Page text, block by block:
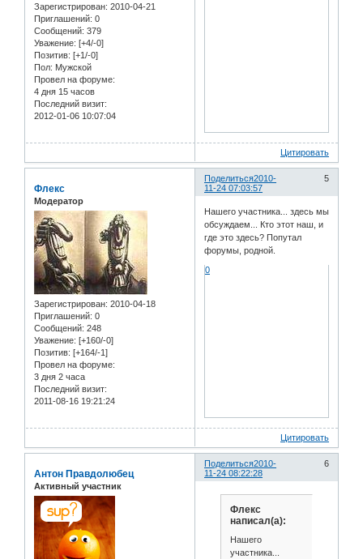
Зарегистрирован: 2010-04-21
Приглашений: 0
Сообщений: 379
Уважение: [+4/-0]
Позитив: [+1/-0]
Пол: Мужской
Провел на форуме:
4 дня 15 часов
Последний визит:
2012-01-06 10:07:04
Цитировать
Поделиться 5
2010-
11-24 07:03:57
Флекс
Модератор
Зарегистрирован: 2010-04-18
Приглашений: 0
Сообщений: 248
Уважение: [+160/-0]
Позитив: [+164/-1]
Провел на форуме:
3 дня 2 часа
Последний визит:
2011-08-16 19:21:24
Нашего участника... здесь мы
обсуждаем... Кто этот наш, и
где это здесь? Попутал
форумы, родной.
0
Цитировать
Поделиться 6
2010-
11-24 08:22:28
Антон Правдолюбец
Активный участник
Флекс
написал(а):
Нашего
участника...